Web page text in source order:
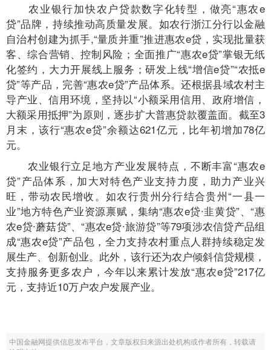
农业银行加快农户贷款数字化转型，做亮“惠农e
贷”品牌，持续推动高质量发展。如农行浙江分行以金融
自治村创建为抓手,“量质并重”推进惠农e贷，实现批量获
客、综合营销、控制风险；全面推广“惠农e贷”掌银无纸
化签约，大力开展线上服务；研发上线“增信e贷”“农抵e
贷”等产品，完善“惠农e贷”产品体系。还根据县域农村主
导产业、信用环境，坚持以“小额采用信用、政府增信，
大额采用抵押”为原则，逐步扩大普惠贷款覆盖面。截至3
月末，该行“惠农e贷”余额达621亿元，比年初增加78亿
元。
农业银行立足地方产业发展特点，不断丰富“惠农e
贷”产品体系，加大对特色产业支持力度，助力产业兴
旺，带动农民增收。如农行贵州分行结合贵州“一县一
业”地方特色产业资源禀赋，集纳“惠农e贷∙韭黄贷”、“惠
农e贷∙蘑菇贷”、“惠农e贷∙旅游贷”等79项涉农信贷产品组
成“惠农e贷”产品包，全力支持农村重点人群持续稳定发
展生产、创新创业。此外，该行还为农户倾斜信贷规模，
支持服务更多农户，今年以来累计发放“惠农e贷”217亿
元，支持近10万户农户发展产业。
中国金融网提供信息发布平台，文章版权归来源出处机构或作者所有，转载请